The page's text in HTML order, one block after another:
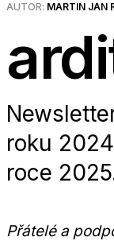
AUTOR: MARTIN JAN
roku
roce
Přátelé a